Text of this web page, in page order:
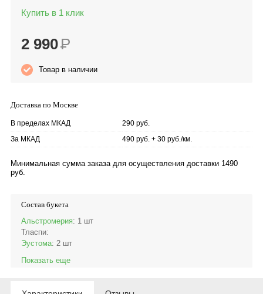
Купить в 1 клик
2 990Р
Товар в наличии
Доставка по Москве
В пределах МКАД
290 руб.
За МКАД
490 руб. + 30 руб./км.
Минимальная сумма заказа для осуществления доставки 1490
руб.
Состав букета
Альстромерия: 1 шт
Тласпи:
Эустома: 2 шт
Показать еще